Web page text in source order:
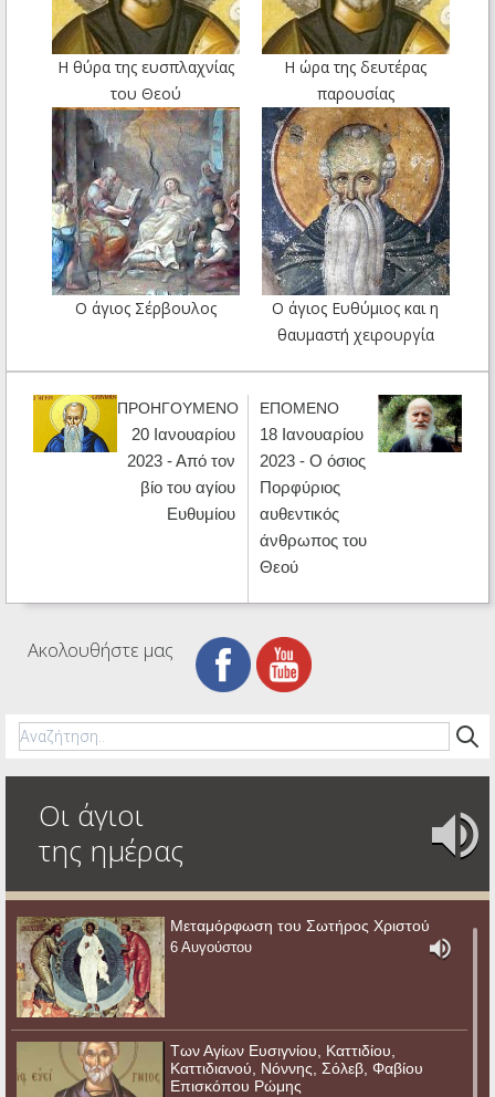
Η θύρα της ευσπλαχνίας
του Θεού
Η ώρα της δευτέρας
παρουσίας
Ο άγιος Σέρβουλος
Ο άγιος Ευθύμιος και η
θαυμαστή χειρουργία
ΠΡΟΗΓΟΥΜΕΝΟ
20 Ιανουαρίου
2023 - Από τον
βίο του αγίου
Ευθυμίου
ΕΠΟΜΕΝΟ
18 Ιανουαρίου
2023 - Ο όσιος
Πορφύριος
αυθεντικός
άνθρωπος του
Θεού
Ακολουθήστε μας
Οι άγιοι
της ημέρας
Μεταμόρφωση του Σωτήρος Χριστού
6 Αυγούστου
Των Αγίων Ευσιγνίου, Καττιδίου,
Καττιδιανού, Νόννης, Σόλεβ, Φαβίου
Επισκόπου Ρώμης